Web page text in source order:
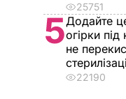
25751
5Додайте
огірки
не
22190